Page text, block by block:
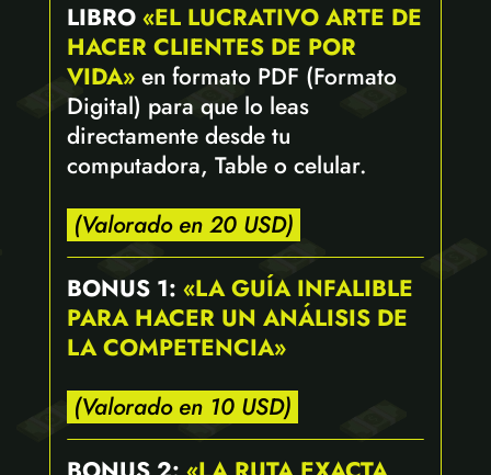
LIBRO«EL LUCRATIVO ARTE DE
HACER CLIENTES DE POR
VIDA»en formato PDF (Formato
Digital) para que lo leas
directamente desde tu
computadora, Table o celular.
(Valorado en 20 USD)
BONUS 1: «LA GUÍA INFALIBLE
PARA HACER UN ANÁLISIS DE
LA COMPETENCIA»
(Valorado en 10 USD)